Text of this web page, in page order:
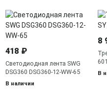
418 ₽
Светодиодная лента SWG
DSG360 DSG360-12-WW-65
В наличии
8
В